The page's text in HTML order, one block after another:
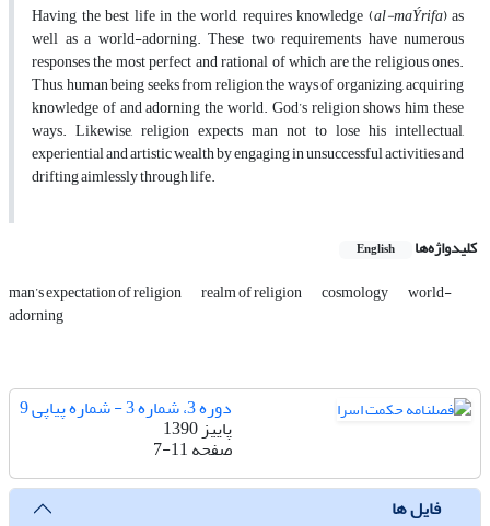
Having the best life in the world, requires knowledge (al-maÝrifa) as
well as a world-adorning. These two requirements have numerous
responses the most perfect and rational of which are the religious ones.
Thus, human being seeks from religion the ways of organizing, acquiring
knowledge of and adorning the world. God’s religion shows him these
ways. Likewise, religion expects man not to lose his intellectual,
experiential and artistic wealth by engaging in unsuccessful activities and
drifting aimlessly through life.
کلیدواژه‌ها English
man’s expectation of religion realm of religion cosmology world-
adorning
دوره 3، شماره 3 - شماره پیاپی 9
پاییز 1390
صفحه7-11
فایل ها